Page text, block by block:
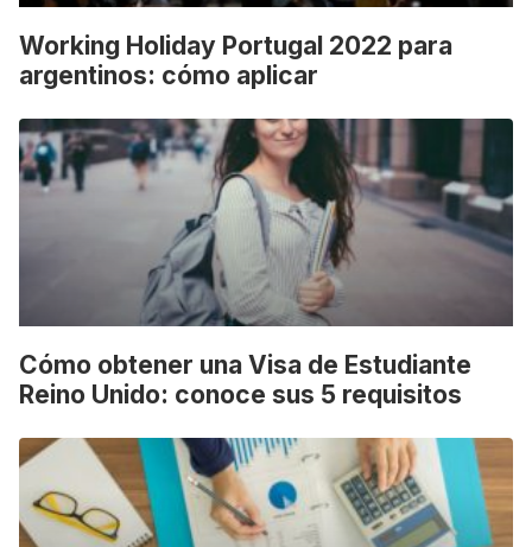
Working Holiday Portugal 2022 para
argentinos: cómo aplicar
Cómo obtener una Visa de Estudiante
Reino Unido: conoce sus 5 requisitos